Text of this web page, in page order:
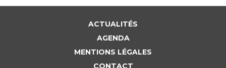
ACTUALITÉS
AGENDA
MENTIONS LÉGALES
CONTACT